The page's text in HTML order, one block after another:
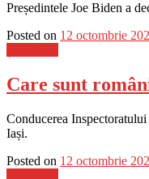
Președintele Joe Biden a
Posted on 12 octombrie
Care sunt
Conducerea
Iași.
Posted on 12 octombrie